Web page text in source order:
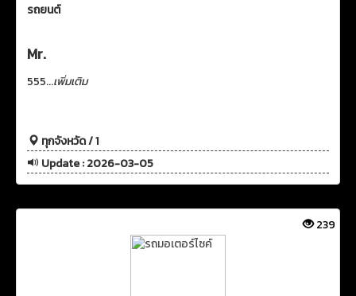
รถยนต์
Mr.
555...เพิ่มเติม
ทุกจังหวัด / 1
Update : 2026-03-05
239